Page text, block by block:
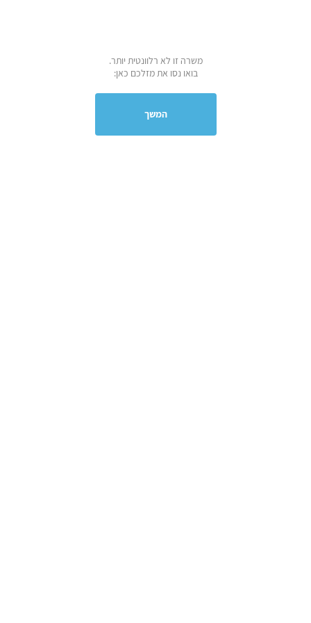
משרה זו לא רלוונטית יותר.
בואו נסו את מזלכם כאן:
המשך